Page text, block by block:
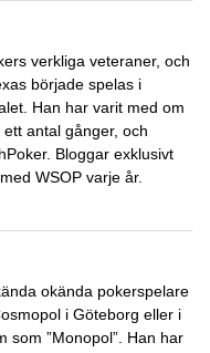
verkliga veteraner, och
började spelas i
Han har varit med om
antal gånger, och
Bloggar exklusivt
WSOP varje år.
okända pokerspelare
i Göteborg eller i
som ”Monopol”. Han har